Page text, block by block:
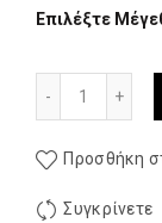
Επιλέξτε
Ανδρικο
Προσθήκη
Συγκρίνετε